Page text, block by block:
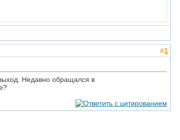
#1
Недавно обращался в